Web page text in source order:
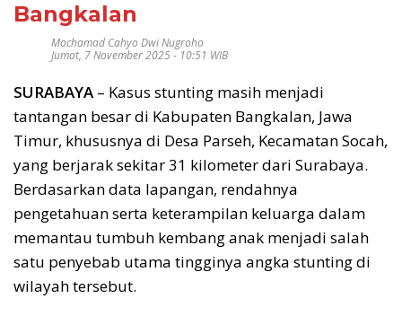
Bangkalan
Mochamad Cahyo Dwi Nugroho
Jumat, 7 November 2025 - 10:51 WIB
SURABAYA – Kasus stunting masih menjadi
tantangan besar di Kabupaten Bangkalan, Jawa
Timur, khususnya di Desa Parseh, Kecamatan Socah,
yang berjarak sekitar 31 kilometer dari Surabaya.
Berdasarkan data lapangan, rendahnya
pengetahuan serta keterampilan keluarga dalam
memantau tumbuh kembang anak menjadi salah
satu penyebab utama tingginya angka stunting di
wilayah tersebut.